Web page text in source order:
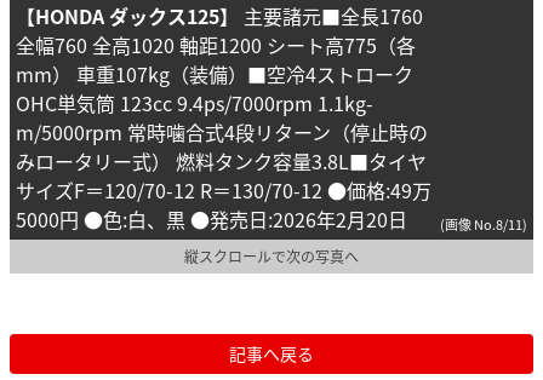
【HONDA ダックス125】
主要諸元■全長1760
全幅760 全高1020 軸距1200 シート高775（各
mm） 車重107kg（装備）■空冷4ストローク
OHC単気筒 123cc 9.4ps/7000rpm 1.1kg-
m/5000rpm 常時噛合式4段リターン（停止時の
みロータリー式） 燃料タンク容量3.8L■タイヤ
サイズF＝120/70-12 R＝130/70-12 ●価格:49万
5000円 ●色:白、黒 ●発売日:2026年2月20日
(画像 No.8/11)
縦スクロールで次の写真へ
記事へ戻る